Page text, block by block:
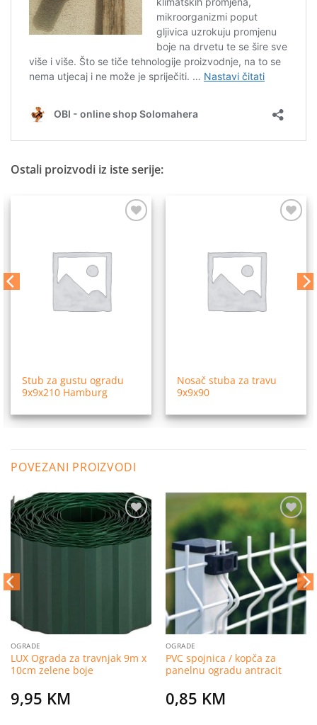
Ostali proizvodi iz iste serije:
Stub za gustu ogradu
9x9x210 Hamburg
Nosač stuba za travu
9x9x90
POVEZANI PROIZVODI
Dodaj
na
OGRADE
LUX Ograda za travnjak 9m x
10cm zelene boje
9,95 KM
Dodaj
na
listu
želja
OGRADE
PVC spojnica / kopča za
panelnu ogradu antracit
0,85 KM